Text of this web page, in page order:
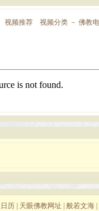
视频推荐 视频分类 － 佛教
历 天眼佛教网址 般若文海